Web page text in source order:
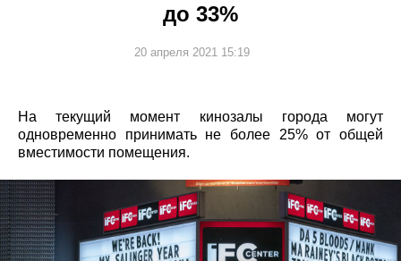
до 33%
20 апреля 2021 15:19
На текущий момент кинозалы города могут
одновременно принимать не более 25% от общей
вместимости помещения.